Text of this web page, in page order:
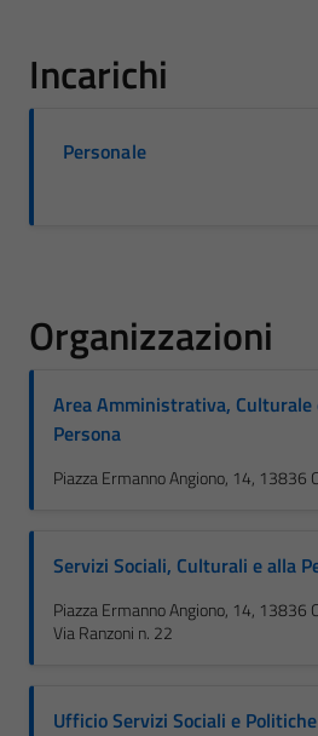
Incarichi
Personale
Organizzazioni
Area Amministrativa, Culturale
Persona
Piazza Ermanno Angiono, 14, 13836
Servizi Sociali, Culturali e alla
Piazza Ermanno Angiono, 14, 13836
Via Ranzoni n. 22
Ufficio Servizi Sociali e